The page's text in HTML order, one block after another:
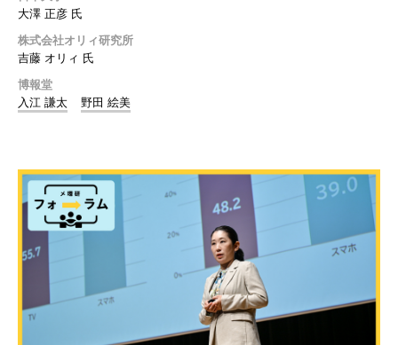
大澤 正彦 氏
株式会社オリィ研究所
吉藤 オリィ 氏
博報堂
入江 謙太
野田 絵美